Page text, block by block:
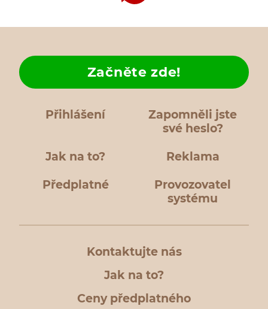
Přihlášení
Zapomněli jste
své heslo?
Jak na to?
Začněte zde!
Reklama
Předplatné
Provozovatel
systému
Kontaktujte nás
Jak na to?
Ceny předplatného